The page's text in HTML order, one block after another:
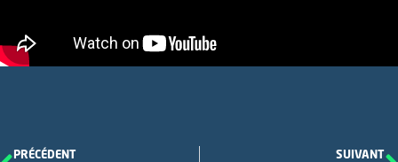
PRÉCÉDENT
SUIVANT